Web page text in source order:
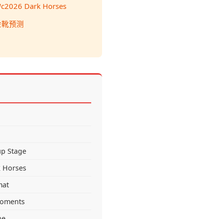
Dark Horses
预测
Stage
Horses